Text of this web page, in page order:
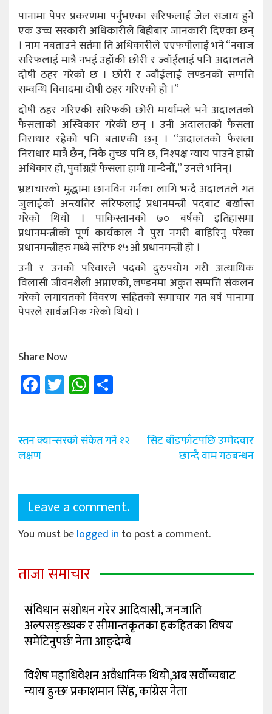
पानामा पेपर प्रकरणमा पर्नुभएका सरिफलाई जेल सजाय हुने
एक उच्च सरकारी अधिकारीले बिहीबार जानकारी दिएका छन्
। नाम नबताउने सर्तमा ति अधिकारीले एएफपीलाई भने “नवाज
सरिफलाई मात्रै नभई उहाँकी छोरी र ज्वाँईलाई पनि अदालतले
दोषी ठहर गरेको छ । छोरी र ज्वाँईलाई लण्डनको सम्पत्ति
सम्वन्धि विवादमा दोषी ठहर गरिएको हो ।”
दोषी ठहर गरिएकी सरिफकी छोरी मार्यामले भने अदालतको
फैसलाको अस्विकार गरेकी छन् । उनी अदालतको फैसला
निराधार रहेको पनि बताएकी छन् । “अदालतको फैसला
निराधार मात्रै छैन, निकै तुच्छ पनि छ, निश्पक्ष न्याय पाउने हाम्रो
अधिकार हो, पुर्वाग्रही फैसला हामी मान्दैनौं,” उनले भनिन्।
भ्रष्टाचारको मुद्धामा छानविन गर्नका लागि भन्दै अदालतले गत
जुलाईको अन्त्यतिर सरिफलाई प्रधानमन्त्री पदबाट बर्खास्त
गरेको थियो । पाकिस्तानको ७० बर्षको इतिहासमा
प्रधानमन्त्रीको पूर्ण कार्यकाल नै पुरा नगरी बाहिरिनु परेका
प्रधानमन्त्रीहरु मध्ये सरिफ १५औ प्रधानमन्त्री हो ।
उनी र उनको परिवारले पदको दुरुपयोग गरी अत्याधिक
विलासी जीवनशैली अप्नाएको, लण्डनमा अकुत सम्पत्ति संकलन
गरेको लगायतको विवरण सहितको समाचार गत बर्ष पानामा
पेपरले सार्वजनिक गरेको थियो ।
Share Now
Facebook
TwitterWhatsApp
Post
navigation
स्तन क्यान्सरको संकेत गर्ने १२
लक्षण
सिट बाँडफाँटपछि उम्मेदवार
छान्दै वाम गठबन्धन
Leave a comment.
You must belogged in to post a comment.
ताजा समाचार
संविधान संशोधन गरेर आदिवासी, जनजाति
अल्पसङ्ख्यक र सीमान्तकृतका हकहितका विषय
समेटिनुपर्छः नेता आङ्देम्बे
विशेष महाधिवेशन अवैधानिक थियो,अब सर्वोच्चबाट
न्याय हुन्छः प्रकाशमान सिंह, कांग्रेस नेता